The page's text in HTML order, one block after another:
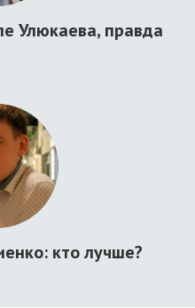
Улюкаева, правда
кто лучше?